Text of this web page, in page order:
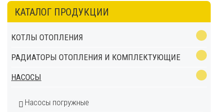
КАТАЛОГ ПРОДУКЦИИ
КОТЛЫ ОТОПЛЕНИЯ
РАДИАТОРЫ ОТОПЛЕНИЯ И КОМПЛЕКТУЮЩИЕ
НАСОСЫ
Насосы погружные